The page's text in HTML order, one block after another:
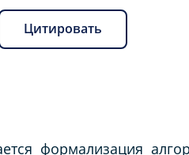
Цитировать
формализация